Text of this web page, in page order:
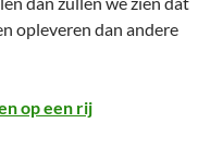
opleveren dan andere
op een rij